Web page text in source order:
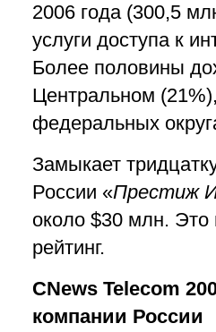
2006 года (300,5
услуги доступа к
Более половины
Центральном
федеральных
Замыкает
России «Престиж
около $30 млн. Это
рейтинг.
CNews Telecom
компании России